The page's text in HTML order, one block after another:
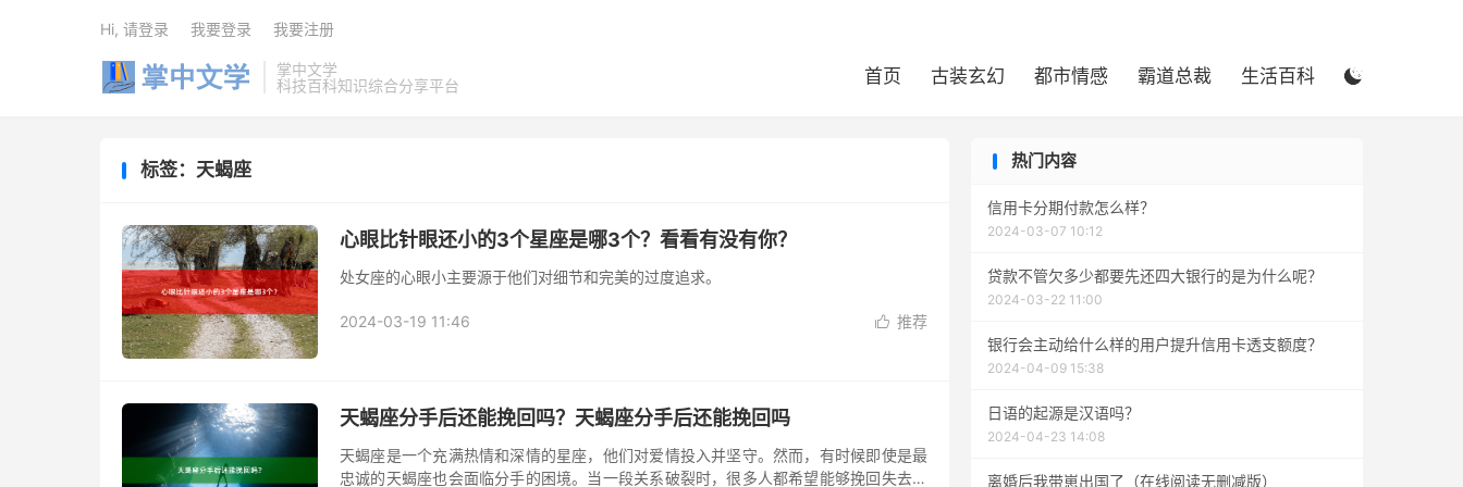
掌中文学
科技百科知识综合分享平台
首页 古装玄幻 都市情感 霸道总裁 生活百科 
Hi, 请登录 我要登录 我要注册
标签：天蝎座
心眼比针眼还小的3个星座是哪3个？看看有没有你？
处女座的心眼小主要源于他们对细节和完美的过度追求。
 推荐
2024-03-19 11:46
天蝎座分手后还能挽回吗？天蝎座分手后还能挽回吗
天蝎座是一个充满热情和深情的星座，他们对爱情投入并坚守。然而，有时候即使是最
忠诚的天蝎座也会面临分手的困境。当一段关系破裂时，很多人都希望能够挽回失去的
热门内容
信用卡分期付款怎么样？
2024-03-07 10:12
贷款不管欠多少都要先还四大银行的是为什么呢？
2024-03-22 11:00
银行会主动给什么样的用户提升信用卡透支额度？
2024-04-09 15:38
日语的起源是汉语吗？
2024-04-23 14:08
离婚后我带崽出国了（在线阅读无删减版）